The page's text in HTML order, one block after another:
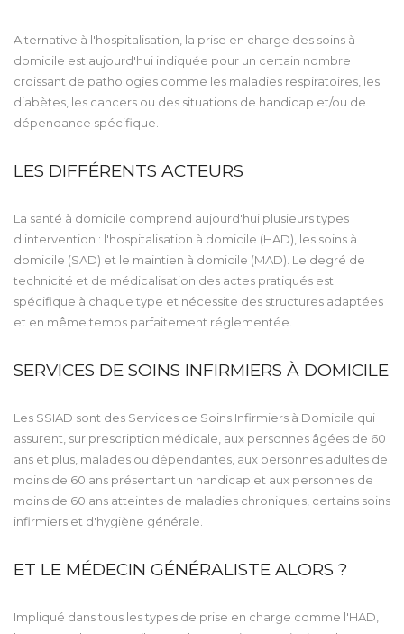
Alternative à l'hospitalisation, la prise en charge des soins à
domicile est aujourd'hui indiquée pour un certain nombre
croissant de pathologies comme les maladies respiratoires, les
diabètes, les cancers ou des situations de handicap et/ou de
dépendance spécifique.
LES DIFFÉRENTS ACTEURS
La santé à domicile comprend aujourd'hui plusieurs types
d'intervention : l'hospitalisation à domicile (HAD), les soins à
domicile (SAD) et le maintien à domicile (MAD). Le degré de
technicité et de médicalisation des actes pratiqués est
spécifique à chaque type et nécessite des structures adaptées
et en même temps parfaitement réglementée.
SERVICES DE SOINS INFIRMIERS À DOMICILE
Les SSIAD sont des Services de Soins Infirmiers à Domicile qui
assurent, sur prescription médicale, aux personnes âgées de 60
ans et plus, malades ou dépendantes, aux personnes adultes de
moins de 60 ans présentant un handicap et aux personnes de
moins de 60 ans atteintes de maladies chroniques, certains soins
infirmiers et d'hygiène générale.
ET LE MÉDECIN GÉNÉRALISTE ALORS ?
Impliqué dans tous les types de prise en charge comme l'HAD,